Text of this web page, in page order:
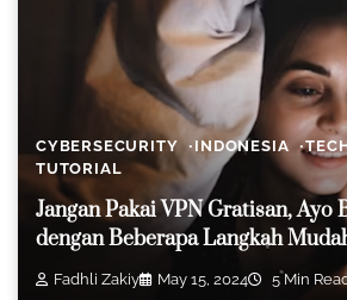
CYBERSECURITY INDONESIA
TUTORIAL
Jangan Pakai VPN Gratisan, Ayo
dengan Beberapa Langkah
Fadhli Zakiy May 15, 2024 5 Min